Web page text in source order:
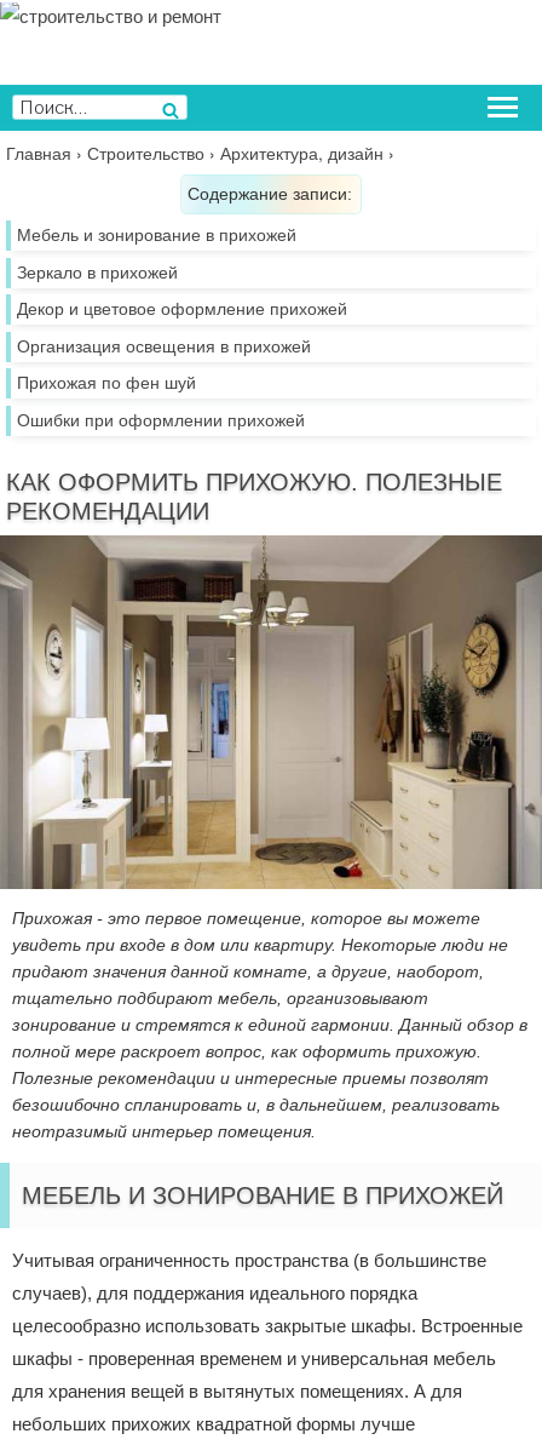
Перейти
содержимому
Искать:
Поиск
Главная › Строительство › Архитектура, дизайн ›
Содержание записи:
Мебель и зонирование в прихожей
Зеркало в прихожей
Декор и цветовое оформление прихожей
Организация освещения в прихожей
Прихожая по фен шуй
Ошибки при оформлении прихожей
КАК ОФОРМИТЬ ПРИХОЖУЮ. ПОЛЕЗНЫЕ
РЕКОМЕНДАЦИИ
Прихожая - это первое помещение, которое вы можете
увидеть при входе в дом или квартиру. Некоторые люди не
придают значения данной комнате, а другие, наоборот,
тщательно подбирают мебель, организовывают
зонирование и стремятся к единой гармонии. Данный обзор в
полной мере раскроет вопрос, как оформить прихожую.
Полезные рекомендации и интересные приемы позволят
безошибочно спланировать и, в дальнейшем, реализовать
неотразимый интерьер помещения.
МЕБЕЛЬ И ЗОНИРОВАНИЕ В ПРИХОЖЕЙ
Учитывая ограниченность пространства (в большинстве
случаев), для поддержания идеального порядка
целесообразно использовать закрытые шкафы. Встроенные
шкафы - проверенная временем и универсальная мебель
для хранения вещей в вытянутых помещениях. А для
небольших прихожих квадратной формы лучше